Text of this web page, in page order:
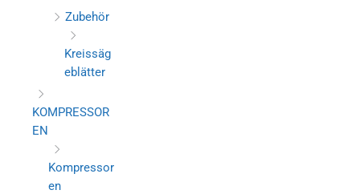
Zubehör
Kreissäg
eblätter
KOMPRESSOR
EN
Kompressor
en